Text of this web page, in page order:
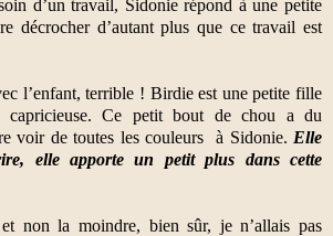
d’un travail, Sidonie répond à une petite
décrocher d’autant plus que ce travail est
l’enfant, terrible ! Birdie est une petite fille
capricieuse. Ce petit bout de chou a du
voir de toutes les couleurs
à Sidonie. Elle
elle apporte un petit plus dans cette
non la moindre, bien sûr, je n’allais pas